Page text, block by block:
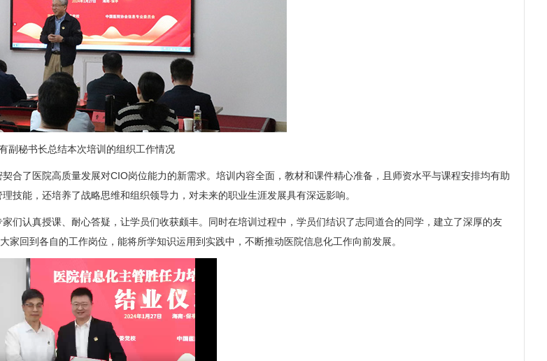
副秘书长总结本次培训的组织工作情况
了医院高质量发展对CIO岗位能力的新需求。培训内容全面，教材和课件精心准备，且师资水平与课程安排均有助
能，还培养了战略思维和组织领导力，对未来的职业生涯发展具有深远影响。
认真授课、耐心答疑，让学员们收获颇丰。同时在培训过程中，学员们结识了志同道合的同学，建立了深厚的友
回到各自的工作岗位，能将所学知识运用到实践中，不断推动医院信息化工作向前发展。